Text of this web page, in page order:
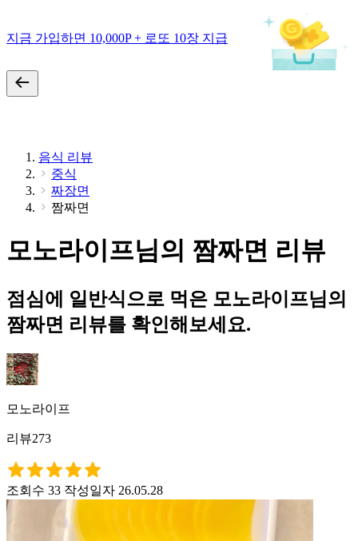
지금 가입하면 10,000P + 로또 10장 지급
음식 리뷰
중식
짜장면
짬짜면
모노라이프님의 짬짜면 리뷰
점심에 일반식으로 먹은 모노라이프님의
짬짜면 리뷰를 확인해보세요.
모노라이프
리뷰273
조회수 33 작성일자 26.05.28